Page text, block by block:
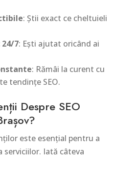
: Știi exact ce cheltuieli
7: Ești ajutat oricând ai
: Rămâi la curent cu
tendințe SEO.
Despre SEO
este esențial pentru a
serviciilor. Iată câteva